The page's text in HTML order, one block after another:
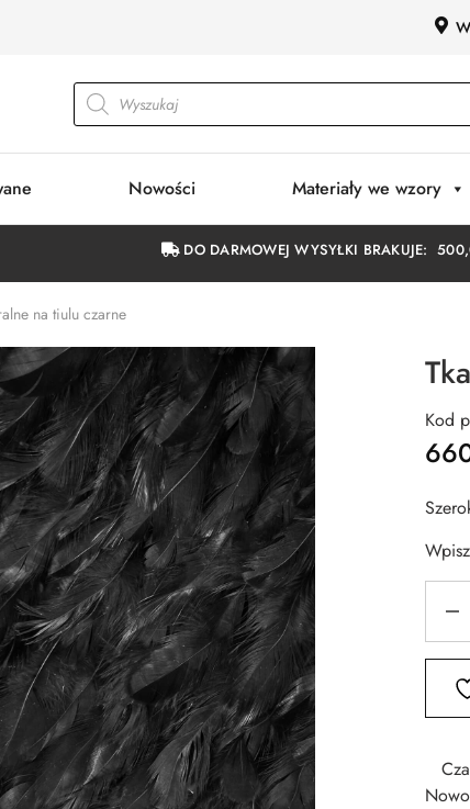
Nowości Materiały we wzory
DO DARMOWEJ WYSYŁKI BRAKUJE:
na tiulu czarne
Kod